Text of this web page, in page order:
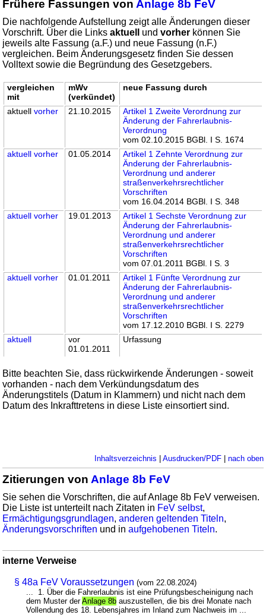
Frühere Fassungen von Anlage 8b FeV
Die nachfolgende Aufstellung zeigt alle Änderungen dieser
Vorschrift. Über die Linksaktuell undvorher können Sie
jeweils alte Fassung (a.F.) und neue Fassung (n.F.)
vergleichen. Beim Änderungsgesetz finden Sie dessen
Volltext sowie die Begründung des Gesetzgebers.
vergleichen
mit
mWv
(verkündet)
neue Fassung durch
aktuellvorher 21.10.2015
Artikel 1 Zweite Verordnung zur
Änderung der Fahrerlaubnis-
Verordnung
vom 02.10.2015 BGBl. I S. 1674
aktuell vorher 01.05.2014
Artikel 1 Zehnte Verordnung zur
Änderung der Fahrerlaubnis-
Verordnung und anderer
straßenverkehrsrechtlicher
Vorschriften
vom 16.04.2014 BGBl. I S. 348
aktuell vorher 19.01.2013
Artikel 1 Sechste Verordnung zur
Änderung der Fahrerlaubnis-
Verordnung und anderer
straßenverkehrsrechtlicher
Vorschriften
vom 07.01.2011 BGBl. I S. 3
aktuell vorher 01.01.2011
Artikel 1 Fünfte Verordnung zur
Änderung der Fahrerlaubnis-
Verordnung und anderer
straßenverkehrsrechtlicher
Vorschriften
vom 17.12.2010 BGBl. I S. 2279
aktuell
vor
01.01.2011
Urfassung
Bitte beachten Sie, dass rückwirkende Änderungen - soweit
vorhanden - nach dem Verkündungsdatum des
Änderungstitels (Datum in Klammern) und nicht nach dem
Datum des Inkrafttretens in diese Liste einsortiert sind.
Inhaltsverzeichnis | Ausdrucken/PDF| nach oben
Zitierungen von Anlage 8b FeV
Sie sehen die Vorschriften, die auf Anlage 8b FeV verweisen.
Die Liste ist unterteilt nach Zitaten in FeV selbst,
Ermächtigungsgrundlagen,anderen geltenden Titeln,
Änderungsvorschriften und inaufgehobenen Titeln.
interne Verweise
§ 48a FeV Voraussetzungen (vom 22.08.2024)
... 1. Über die Fahrerlaubnis ist eine Prüfungsbescheinigung nach
dem Muster derAnlage 8b auszustellen, die bis drei Monate nach
Vollendung des 18. Lebensjahres im Inland zum Nachweis im ...